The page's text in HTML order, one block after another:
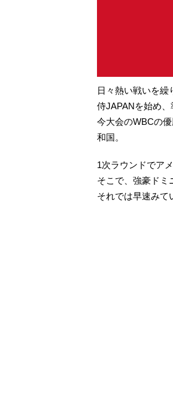
日々熱い戦いを繰
侍JAPANを始め
今大会のWBCの
和国。
1次ラウンドでア
そこで、強豪ドミ
それでは早速みて